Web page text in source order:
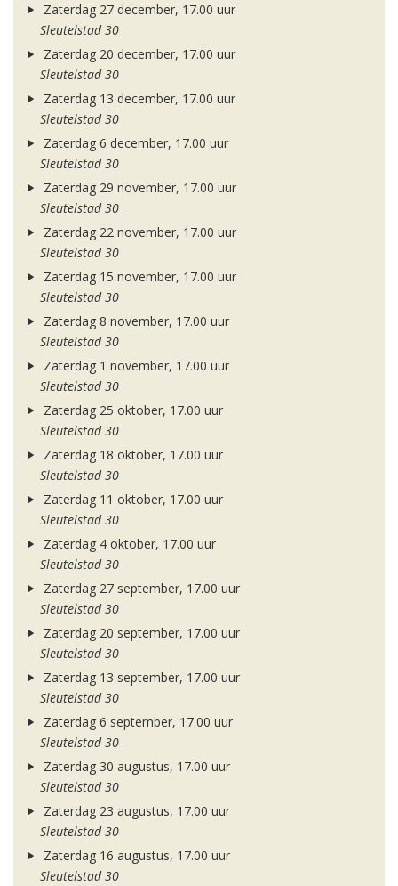
Zaterdag 27 december, 17.00 uur
Sleutelstad 30
Zaterdag 20 december, 17.00 uur
Sleutelstad 30
Zaterdag 13 december, 17.00 uur
Sleutelstad 30
Zaterdag 6 december, 17.00 uur
Sleutelstad 30
Zaterdag 29 november, 17.00 uur
Sleutelstad 30
Zaterdag 22 november, 17.00 uur
Sleutelstad 30
Zaterdag 15 november, 17.00 uur
Sleutelstad 30
Zaterdag 8 november, 17.00 uur
Sleutelstad 30
Zaterdag 1 november, 17.00 uur
Sleutelstad 30
Zaterdag 25 oktober, 17.00 uur
Sleutelstad 30
Zaterdag 18 oktober, 17.00 uur
Sleutelstad 30
Zaterdag 11 oktober, 17.00 uur
Sleutelstad 30
Zaterdag 4 oktober, 17.00 uur
Sleutelstad 30
Zaterdag 27 september, 17.00 uur
Sleutelstad 30
Zaterdag 20 september, 17.00 uur
Sleutelstad 30
Zaterdag 13 september, 17.00 uur
Sleutelstad 30
Zaterdag 6 september, 17.00 uur
Sleutelstad 30
Zaterdag 30 augustus, 17.00 uur
Sleutelstad 30
Zaterdag 23 augustus, 17.00 uur
Sleutelstad 30
Zaterdag 16 augustus, 17.00 uur
Sleutelstad 30